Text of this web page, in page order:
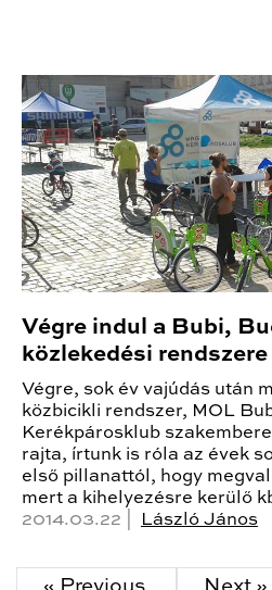
Végre indul a Bubi,
közlekedési rendszere
Végre, sok év vajúdás után
közbicikli rendszer, MOL
Kerékpárosklub
rajta, írtunk is róla az évek
első pillanattól, hogy
mert a kihelyezésre kerülő
2014.03.22 |
László János